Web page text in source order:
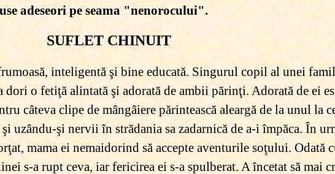
adeseori pe seama "nenorocului".
SUFLET CHINUIT
inteligentă şi bine educată. Singurul copil al unei
o fetiţă alintată şi adorată de ambii părinţi. Adorată de ei
câteva clipe de mângâiere părintească aleargă de la unul la
uzându-şi nervii în strădania sa zadarnică de a-i împăca. În
mama ei nemaidorind să accepte aventurile soţului. Odată
s-a rupt ceva, iar fericirea ei s-a spulberat. A încetat să mai